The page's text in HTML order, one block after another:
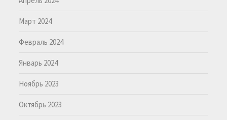
Март 2024
Февраль 2024
Январь 2024
Ноябрь 2023
Октябрь 2023